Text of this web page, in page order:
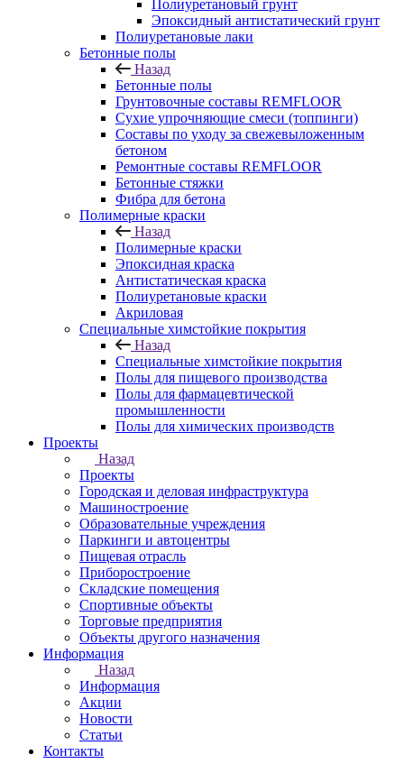
Полиуретановый грунт
Эпоксидный антистатический грунт
Полиуретановые лаки
Бетонные полы
Назад
Бетонные полы
Грунтовочные составы REMFLOOR
Сухие упрочняющие смеси (топпинги)
Составы по уходу за свежевыложенным
бетоном
Ремонтные составы REMFLOOR
Бетонные стяжки
Фибра для бетона
Полимерные краски
Назад
Полимерные краски
Эпоксидная краска
Антистатическая краска
Полиуретановые краски
Акриловая
Специальные химстойкие покрытия
Назад
Специальные химстойкие покрытия
Полы для пищевого производства
Полы для фармацевтической
промышленности
Полы для химических производств
Проекты
Назад
Проекты
Городская и деловая инфраструктура
Машиностроение
Образовательные учреждения
Паркинги и автоцентры
Пищевая отрасль
Приборостроение
Складские помещения
Спортивные объекты
Торговые предприятия
Объекты другого назначения
Информация
Назад
Информация
Акции
Новости
Статьи
Контакты